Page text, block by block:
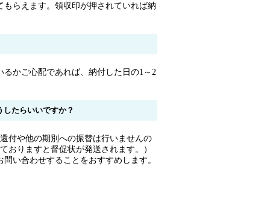
らえます。領収印が押されていれば納
かご心配であれば、納付した日の1～2
たらいいですか？
付や他の期別への振替は行いませんの
おりますと督促状が発送されます。）
い合わせすることをおすすめします。